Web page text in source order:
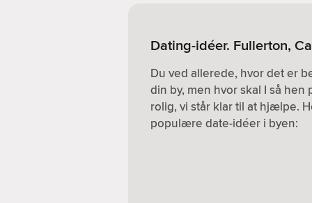
Dating-idéer. Fullerton,
Du ved allerede, hvor det er
din by, men hvor skal I så hen
rolig, vi står klar til at hjælpe.
populære date-idéer i byen: